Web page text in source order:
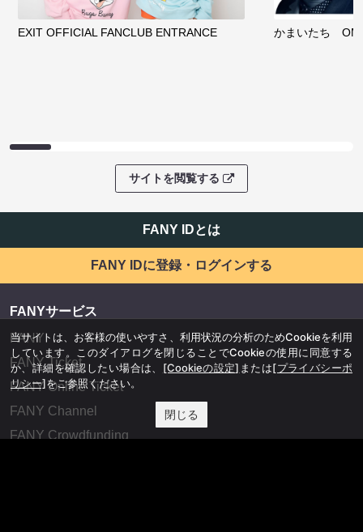
EXIT OFFICIAL FANCLUB ENTRANCE かまいたち
サイトを閲覧する
FANY IDとは
FANY IDに登録・ログインする
FANYサービス
FANY
FANY Ticket
FANY Online Ticket
FANY Channel
FANY Crowdfunding
当サイトは、お客様の使いやすさ、利用状況の分析のためCookieを利用
しています。このダイアログを閉じることでCookieの使用に同意する
か、詳細を確認したい場合は、 [Cookieの設定] または[プライバシーポ
リシー]をご参照ください。
閉じる